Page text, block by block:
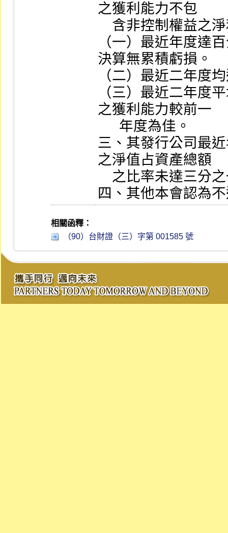
之獲利能力不包
（一）最近年度達
決算無累積虧損。
（二）最近二年度
（三）最近二年度
之獲利能力較前一
三、其發行公司最
之淨值占資產總額
四、其他本會認為
相關函釋：
（90）台財證（三）字第 001585 號